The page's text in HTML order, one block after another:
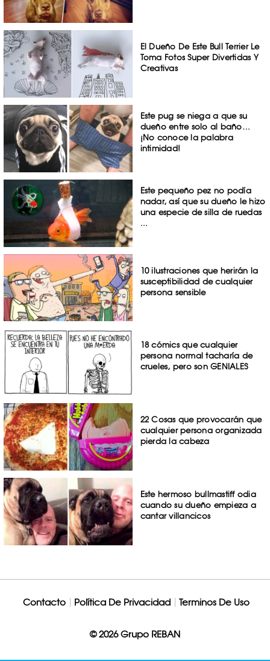
El Dueño De Este Bull Terrier Le
Toma Fotos Super Divertidas Y
Creativas
Este pug se niega a que su
dueño entre solo al baño…
¡No conoce la palabra
intimidad!
Este pequeño pez no podía
nadar, así que su dueño le hizo
una especie de silla de ruedas
...
10 ilustraciones que herirán la
susceptibilidad de cualquier
persona sensible
18 cómics que cualquier
persona normal tacharía de
crueles, pero son GENIALES
22 Cosas que provocarán que
cualquier persona organizada
pierda la cabeza
Este hermoso bullmastiff odia
cuando su dueño empieza a
cantar villancicos
Contacto Política De Privacidad Terminos De Uso
© 2026 Grupo REBAN